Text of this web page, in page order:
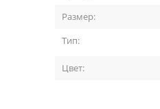
Размер:
Тип:
Цвет: